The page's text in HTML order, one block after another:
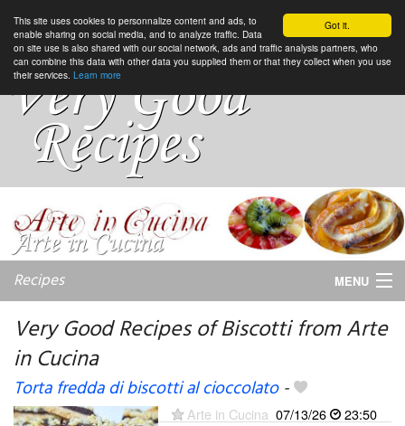
Got it.
This site uses cookies to personnalize content and ads, to
enable sharing on social media, and to analyze traffic. Data
on site use is also shared with our social network, ads and traffic analysis partners, who
can combine this data with other data you supplied them or that they collect when you use
their services. Learn more
Recipes MENU
Very Good Recipes of Biscotti from Arte
in Cucina
Torta fredda di biscotti al cioccolato-
Arte in Cucina 07/13/26
23:50